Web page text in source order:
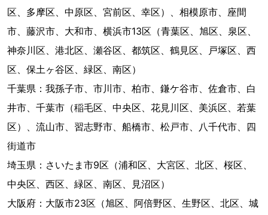
区、多摩区、中原区、宮前区、幸区）、相模原市、座間
市、藤沢市、大和市、横浜市13区（青葉区、旭区、泉区、
神奈川区、港北区、瀬谷区、都筑区、鶴見区、戸塚区、西
区、保土ヶ谷区、緑区、南区）
千葉県：我孫子市、市川市、柏市、鎌ケ谷市、佐倉市、白
井市、千葉市（稲毛区、中央区、花見川区、美浜区、若葉
区）、流山市、習志野市、船橋市、松戸市、八千代市、四
街道市
埼玉県：さいたま市9区（浦和区、大宮区、北区、桜区、
中央区、西区、緑区、南区、見沼区）
大阪府：大阪市23区（旭区、阿倍野区、生野区、北区、城